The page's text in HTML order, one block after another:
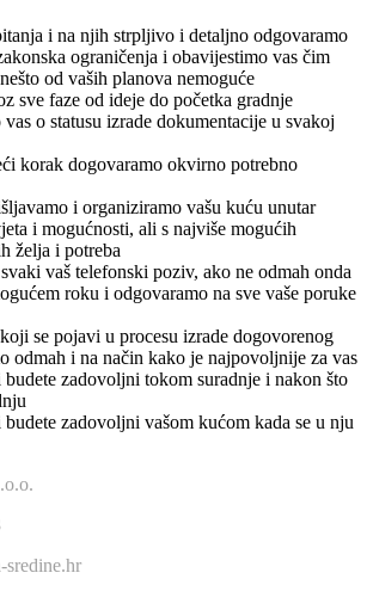
i na njih strpljivo i detaljno odgovaramo
ograničenja i obavijestimo vas čim
od vaših planova nemoguće
sve faze od ideje do početka gradnje
vas o statusu izrade dokumentacije u svakoj
korak dogovaramo okvirno potrebno
i organiziramo vašu kuću unutar
i mogućnosti, ali s najviše mogućih
želja i potreba
vaš telefonski poziv, ako ne odmah onda
roku i odgovaramo na sve vaše poruke
se pojavi u procesu izrade dogovorenog
odmah i na način kako je najpovoljnije za vas
zadovoljni tokom suradnje i nakon što
zadovoljni vašom kućom kada se u nju
sredine.hr